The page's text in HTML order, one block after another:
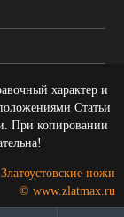
характер и
Статьи
При копировании
Златоустовские ножи
© www.zlatmax.ru